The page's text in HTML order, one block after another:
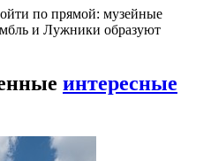
по прямой: музейные
и Лужники образуют
интересные